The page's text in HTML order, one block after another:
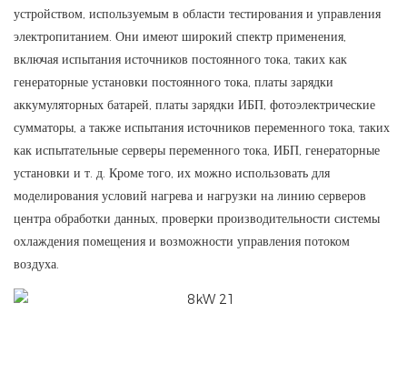
устройством, используемым в области тестирования и управления
электропитанием. Они имеют широкий спектр применения,
включая испытания источников постоянного тока, таких как
генераторные установки постоянного тока, платы зарядки
аккумуляторных батарей, платы зарядки ИБП, фотоэлектрические
сумматоры, а также испытания источников переменного тока, таких
как испытательные серверы переменного тока, ИБП, генераторные
установки и т. д. Кроме того, их можно использовать для
моделирования условий нагрева и нагрузки на линию серверов
центра обработки данных, проверки производительности системы
охлаждения помещения и возможности управления потоком
воздуха.